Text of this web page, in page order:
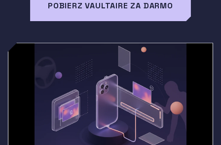
POBIERZ VAULTAIRE ZA DARMO